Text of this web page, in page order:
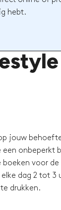
hebt.
jouw
een
boeken voor
dag 2 tot
drukken.